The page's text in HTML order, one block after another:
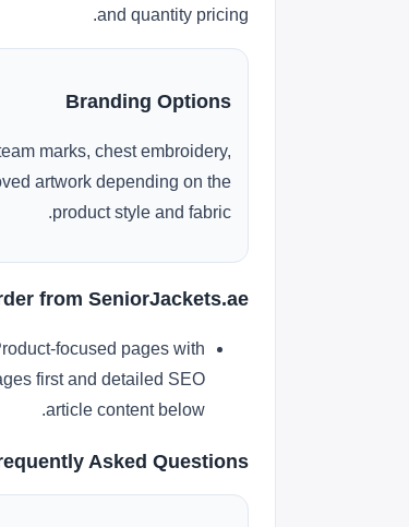
and quantity pricing.
Branding Options
marks, chest embroidery,
artwork depending on the
product style and fabric.
from SeniorJackets.ae?
focused pages with
first and detailed SEO
article content below.
Asked Questions